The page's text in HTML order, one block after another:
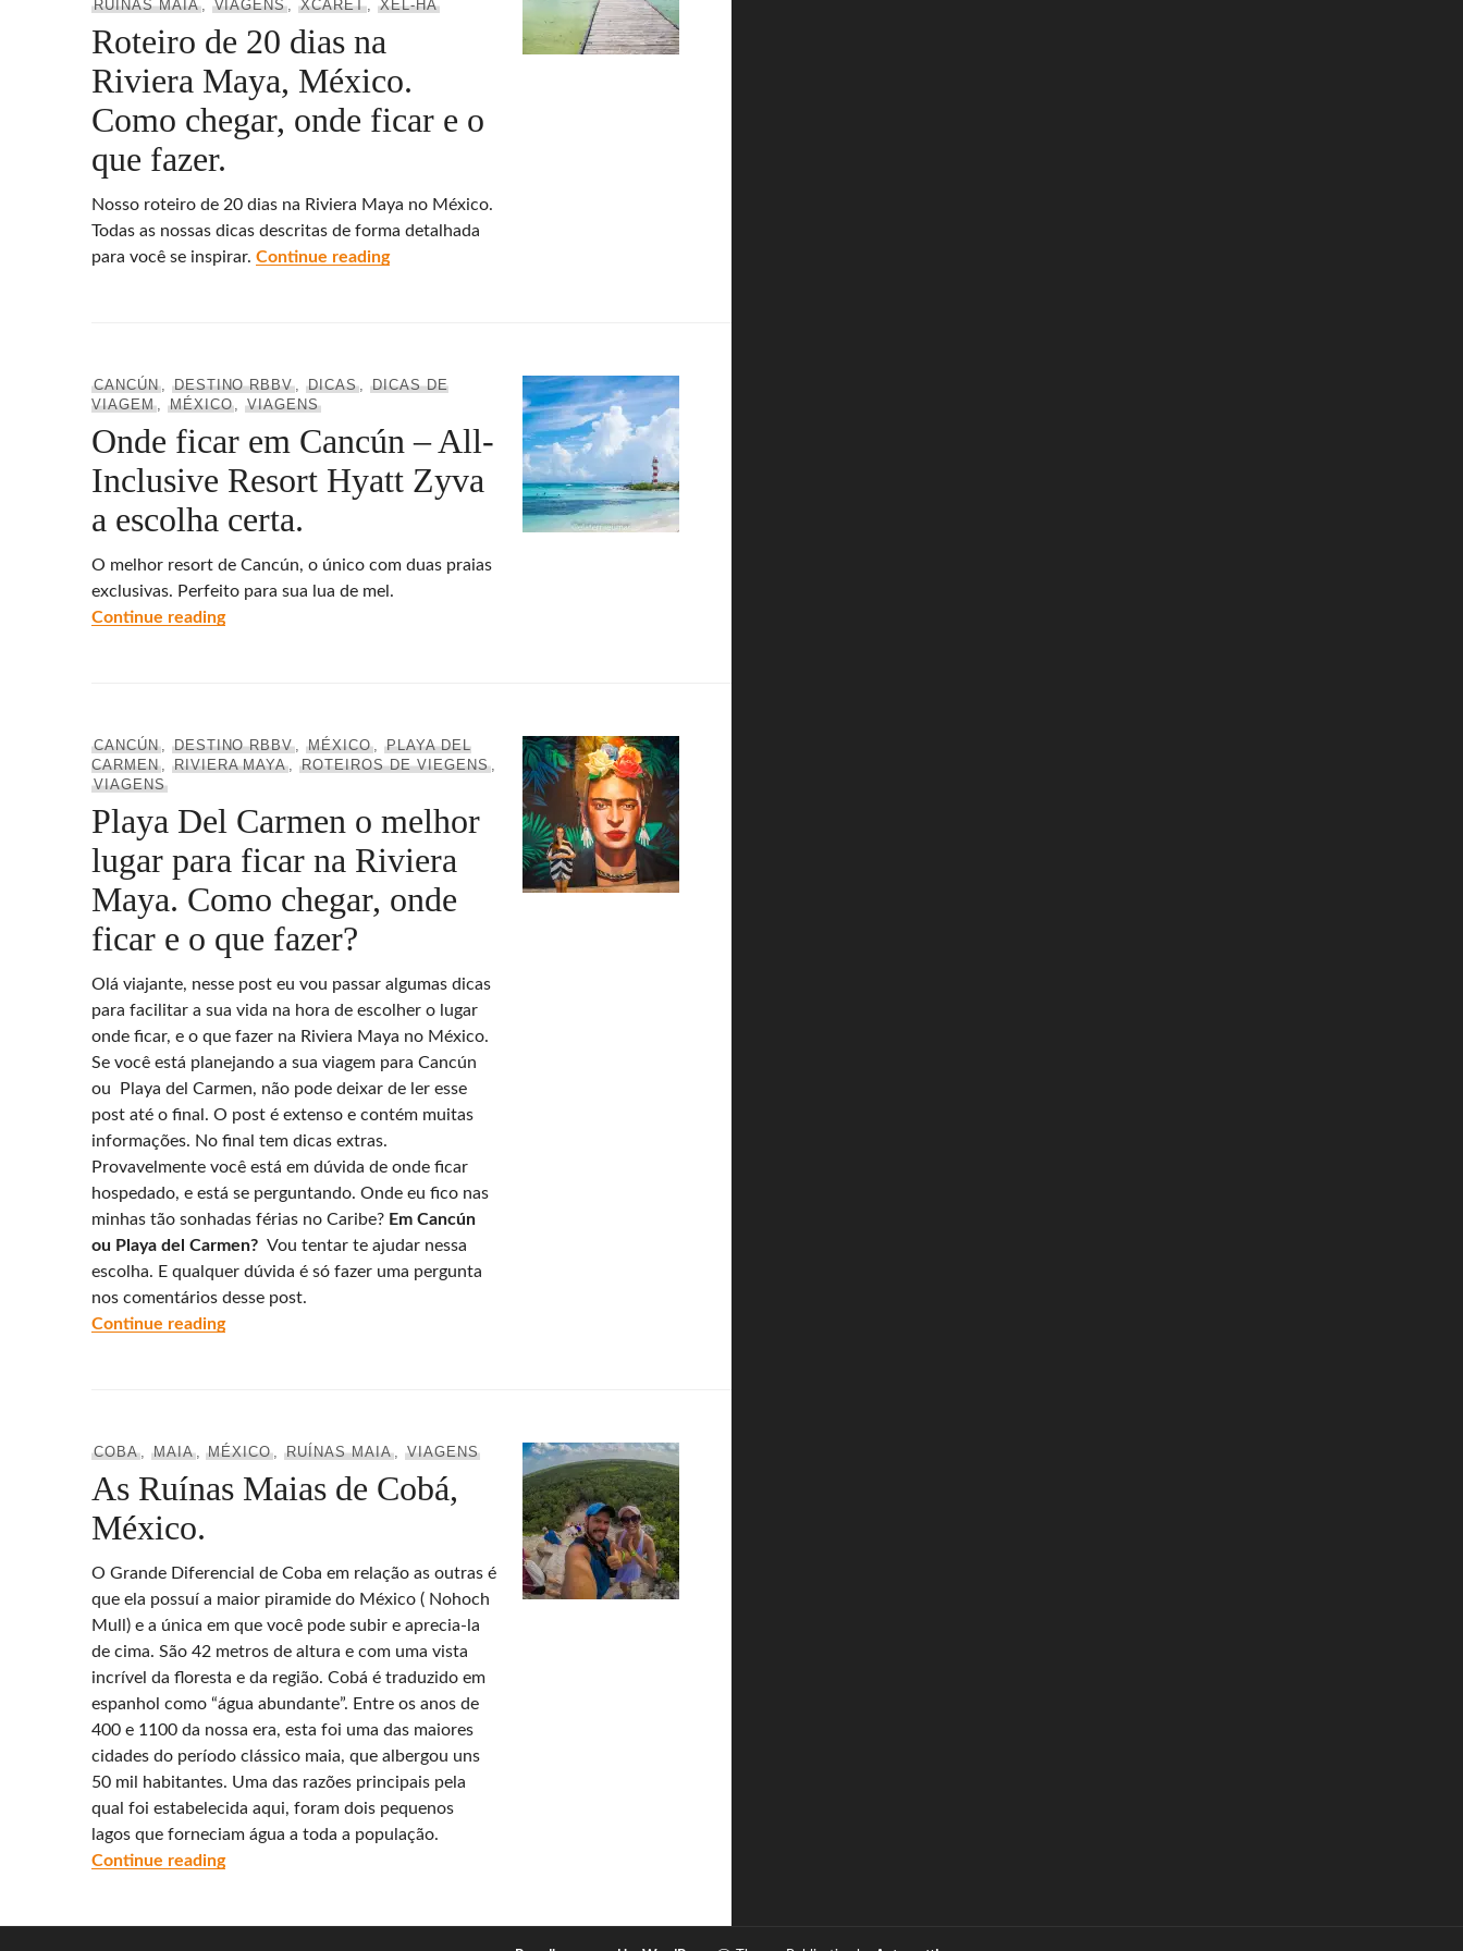
RUÍNAS MAIA, VIAGENS,XCARET, XEL-HÁ
Roteiro de 20 dias na
Riviera Maya, México.
Como chegar, onde ficar e o
que fazer.
Nosso roteiro de 20 dias na Riviera Maya no México.
Todas as nossas dicas descritas de forma detalhada
para você se inspirar. Continue readingRoteiro de 20 dias na Riviera Maya, México. Como chegar, onde ficar e o que fazer.
CANCÚN, DESTINO RBBV,DICAS, DICAS DE
VIAGEM, MÉXICO,VIAGENS
Onde ficar em Cancún – All-
Inclusive Resort Hyatt Zyva
a escolha certa.
O melhor resort de Cancún, o único com duas praias
exclusivas. Perfeito para sua lua de mel.
Continue readingOnde ficar em Cancún – All-Inclusive Resort Hyatt Zyva a escolha certa.
CANCÚN, DESTINO RBBV,MÉXICO, PLAYA DEL
CARMEN, RIVIERA MAYA,ROTEIROS DE VIEGENS,
VIAGENS
Playa Del Carmen o melhor
lugar para ficar na Riviera
Maya. Como chegar, onde
ficar e o que fazer?
Olá viajante, nesse post eu vou passar algumas dicas
para facilitar a sua vida na hora de escolher o lugar
onde ficar, e o que fazer na Riviera Maya no México.
Se você está planejando a sua viagem para Cancún
ou Playa del Carmen, não pode deixar de ler esse
post até o final. O post é extenso e contém muitas
informações. No final tem dicas extras.
Provavelmente você está em dúvida de onde ficar
hospedado, e está se perguntando. Onde eu fico nas
minhas tão sonhadas férias no Caribe? Em Cancún
ou Playa del Carmen? Vou tentar te ajudar nessa
escolha. E qualquer dúvida é só fazer uma pergunta
nos comentários desse post.
Continue reading“Playa Del Carmen o melhor lugar para ficar na Riviera Maya. Como chegar, onde ficar e o que fazer?”
COBA, MAIA,MÉXICO,RUÍNAS MAIA, VIAGENS
As Ruínas Maias de Cobá,
México.
O Grande Diferencial de Coba em relação as outras é
que ela possuí a maior piramide do México ( Nohoch
Mull) e a única em que você pode subir e aprecia-la
de cima. São 42 metros de altura e com uma vista
incrível da floresta e da região. Cobá é traduzido em
espanhol como “água abundante”. Entre os anos de
400 e 1100 da nossa era, esta foi uma das maiores
cidades do período clássico maia, que albergou uns
50 mil habitantes. Uma das razões principais pela
qual foi estabelecida aqui, foram dois pequenos
lagos que forneciam água a toda a população.
Continue readingAs Ruínas Maias de Cobá, México.